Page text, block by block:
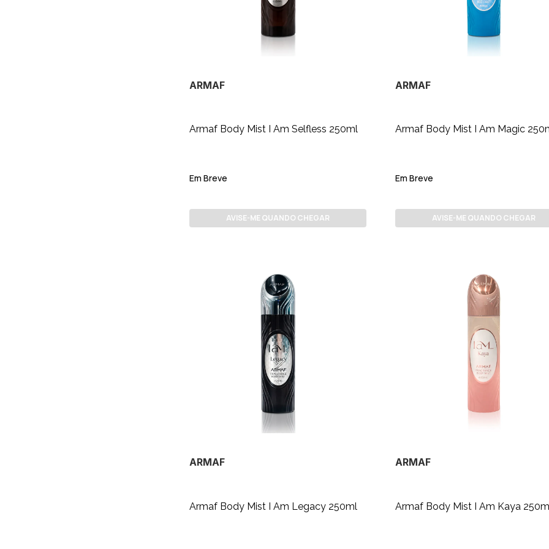
ARMAF
Armaf Body Mist I Am Selfless 250ml
Em Breve
AVISE-ME QUANDO CHEGAR
ARMAF
Armaf Body Mist I Am Magic
Em Breve
AVISE-ME QUANDO CHEGAR
ARMAF
Armaf Body Mist I Am Legacy 250ml
ARMAF
Armaf Body Mist I Am Kaya